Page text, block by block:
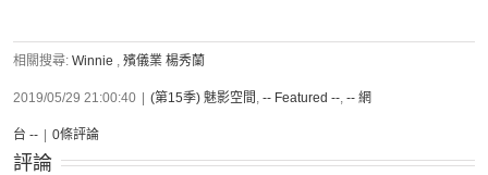
相關搜尋: Winnie , 殯儀業 楊秀蘭
2019/05/29 21:00:40 (第15季) 魅影空間 , -- Featured --, -- 網
台 -- 0條評論
評論